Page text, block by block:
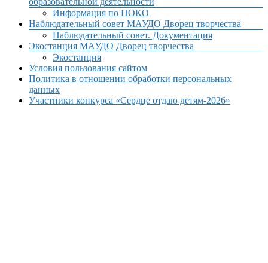
Информация по НОКО
Наблюдательный совет МАУДО Дворец творчества
Наблюдательный совет. Документация
Экостанция МАУДО Дворец творчества
Экостанция
Условия пользования сайтом
Политика в отношении обработки персональных
данных
Участники конкурса «Сердце отдаю детям-2026»